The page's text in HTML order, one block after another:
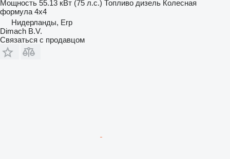
Мощность 55.13 кВт (75 л.с.) Топливо дизель Колесная
формула 4x4
Нидерланды, Erp
Dimach B.V.
Связаться с продавцом